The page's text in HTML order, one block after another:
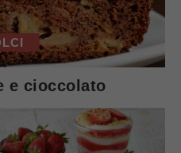
e cioccolato